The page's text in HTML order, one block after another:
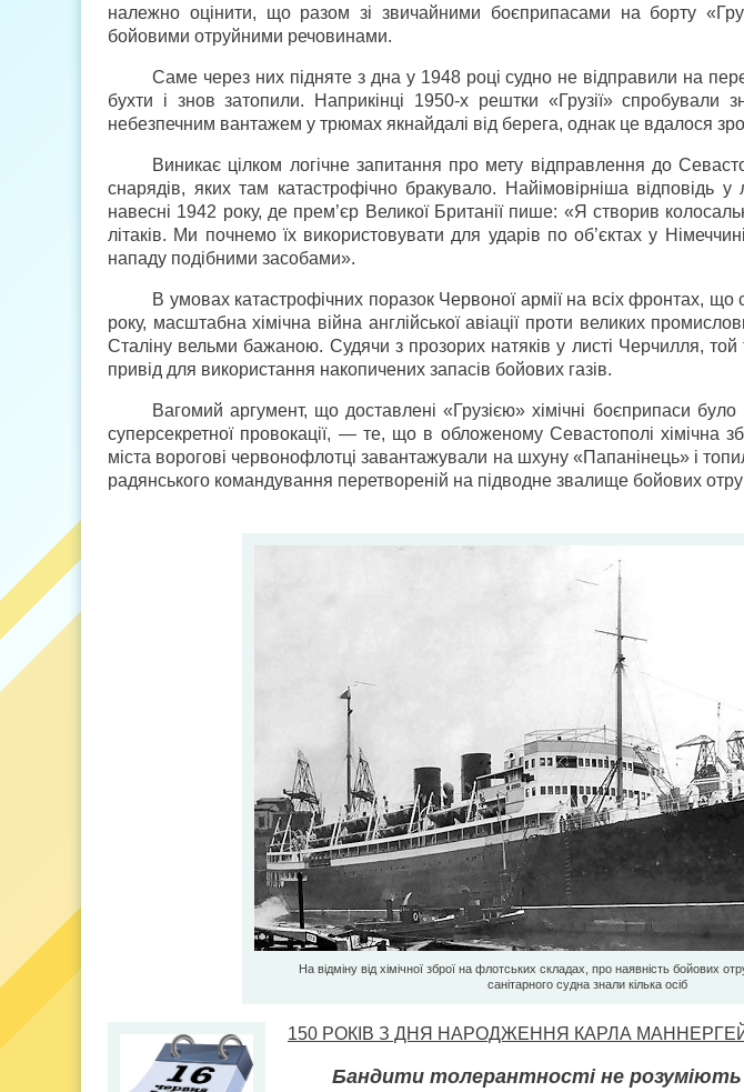
належно оцінити, що разом зі звичайними боєприпасами на борту
бойовими отруйними речовинами.
Саме через них підняте з дна у 1948 році судно не відправили на
бухти і знов затопили. Наприкінці 1950-х рештки «Грузії» спробували
небезпечним вантажем у трюмах якнайдалі від берега, однак це вдалося
Виникає цілком логічне запитання про мету відправлення до
снарядів, яких там катастрофічно бракувало. Найімовірніша відповідь
навесні 1942 року, де прем’єр Великої Британії пише: «Я створив
літаків. Ми почнемо їх використовувати для ударів по об’єктах у
нападу подібними засобами».
В умовах катастрофічних поразок Червоної армії на всіх фронтах,
року, масштабна хімічна війна англійської авіації проти великих
Сталіну вельми бажаною. Судячи з прозорих натяків у листі Черчилля,
привід для використання накопичених запасів бойових газів.
Вагомий аргумент, що доставлені «Грузією» хімічні боєприпаси
суперсекретної провокації, — те, що в обложеному Севастополі хімічна
міста ворогові червонофлотці завантажували на шхуну «Папанінець» і
радянського командування перетвореній на підводне звалище бойових
На відміну від хімічної зброї на флотських складах, про наявність бойових
санітарного судна знали кілька осіб
150 РОКІВ З ДНЯ НАРОДЖЕННЯ КАРЛА
Бандити толерантності не розуміють